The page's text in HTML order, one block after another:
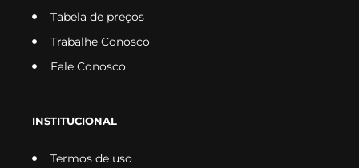
Tabela de preços
Trabalhe Conosco
Fale Conosco
INSTITUCIONAL
Termos de uso